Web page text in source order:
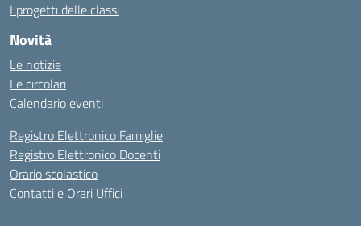
I progetti delle classi
Novità
Le notizie
Le circolari
Calendario eventi
Registro Elettronico Famiglie
Registro Elettronico Docenti
Orario scolastico
Contatti e Orari Uffici